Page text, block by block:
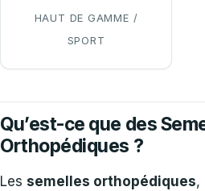
HAUT DE GAMME /
SPORT
Qu’est-ce que des
Orthopédiques ?
Les semelles orthopédiques,